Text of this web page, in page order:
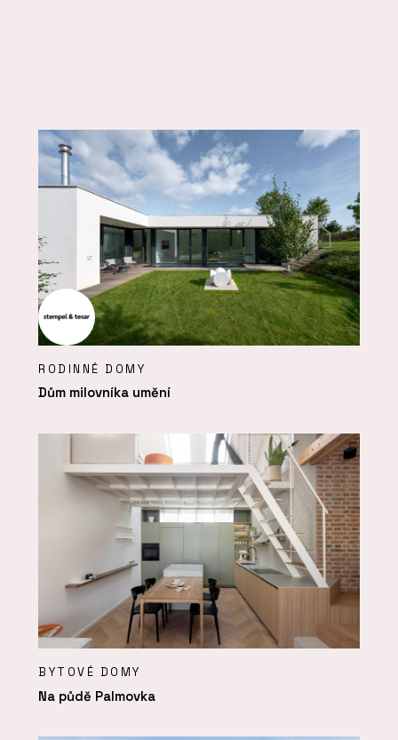
RODINNÉ DOMY
Dům milovníka umění
BYTOVÉ DOMY
Na půdě Palmovka